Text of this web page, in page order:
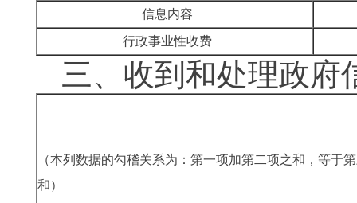
信息内容
行政事业性收费
三、收到和处理政
（本列数据的勾稽关系为：第一项加第二项之和，等于
和）